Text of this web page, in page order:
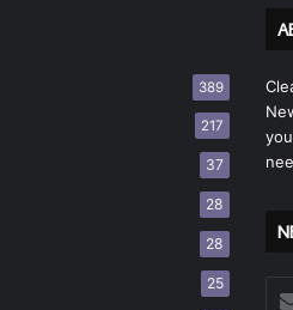
389
217
37
28
28
25